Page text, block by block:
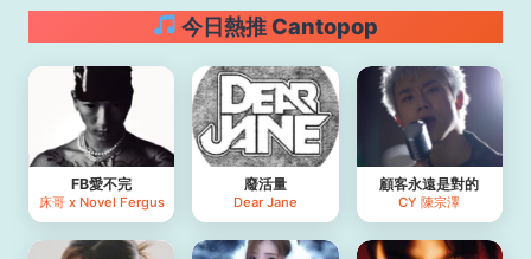
今日熱推 Cantopop
FB愛不完
床哥 x Novel Fergus
廢活量
Dear Jane
顧客永遠是對的
CY 陳宗澤